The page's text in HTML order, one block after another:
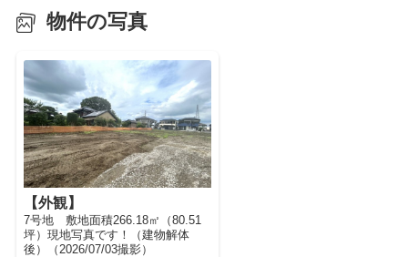
物件の写真
【外観】
7号地 敷地面積266.18㎡（80.51
坪）現地写真です！（建物解体
後）（2026/07/03撮影）